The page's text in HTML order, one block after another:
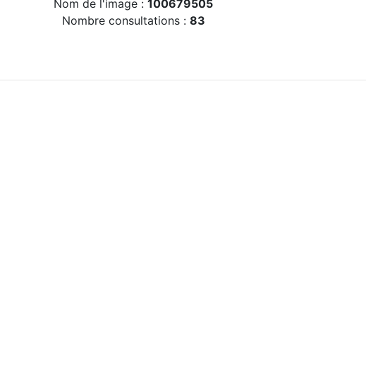
Nom de l'image : 100679505
Nombre consultations : 83